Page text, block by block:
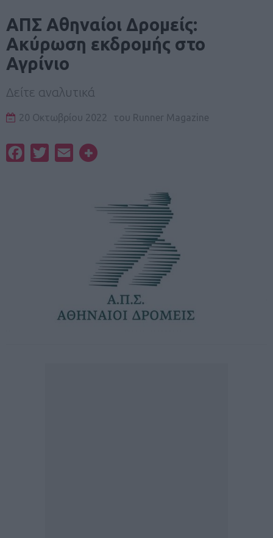
ΑΠΣ Αθηναίοι Δρομείς:
Ακύρωση εκδρομής στο
Αγρίνιο
Δείτε αναλυτικά
20 Οκτωβρίου 2022 του Runner Magazine
FacebookTwitterEmail